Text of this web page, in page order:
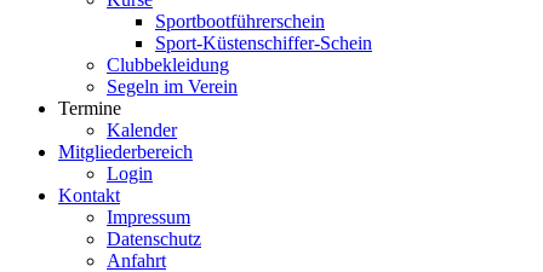
Sportbootführerschein
Sport-Küstenschiffer-Schein
Clubbekleidung
Segeln im Verein
Termine
Kalender
Mitgliederbereich
Login
Kontakt
Impressum
Datenschutz
Anfahrt